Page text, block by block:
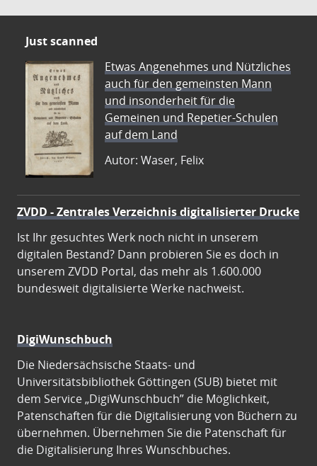
Just scanned
Etwas Angenehmes und Nützliches
auch für den gemeinsten Mann
und insonderheit für die
Gemeinen und Repetier-Schulen
auf dem Land
Autor: Waser, Felix
ZVDD - Zentrales Verzeichnis digitalisierter Drucke
Ist Ihr gesuchtes Werk noch nicht in unserem
digitalen Bestand? Dann probieren Sie es doch in
unserem ZVDD Portal, das mehr als 1.600.000
bundesweit digitalisierte Werke nachweist.
DigiWunschbuch
Die Niedersächsische Staats- und
Universitätsbibliothek Göttingen (SUB) bietet mit
dem Service „DigiWunschbuch” die Möglichkeit,
Patenschaften für die Digitalisierung von Büchern zu
übernehmen. Übernehmen Sie die Patenschaft für
die Digitalisierung Ihres Wunschbuches.